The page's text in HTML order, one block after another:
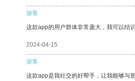
游客
这款app的用户群体非常庞大，我可以结
2024-04-15
游客
这款app是我社交的好帮手，让我能够与